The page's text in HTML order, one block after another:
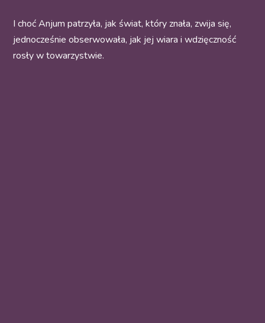
I choć Anjum patrzyła, jak świat, który znała, zwija się,
jednocześnie obserwowała, jak jej wiara i wdzięczność
rosły w towarzystwie.